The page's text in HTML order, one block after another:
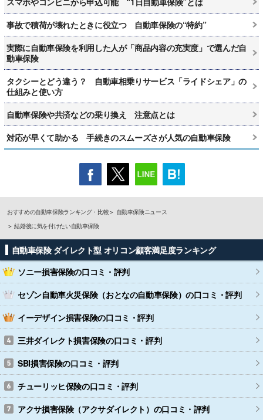
事故で積荷が壊れたときに役立つ 自動車保険の“特約”
実際に自動車保険を利用した人が「商品内容の充実度」で選んだ自
動車保険
タクシーとどう違う？ 自動車相乗りサービス「ライドシェア」の
仕組みと使い方
自動車保険や共済などの乗り換え 注意点とは
対応が早くて助かる 手続きのスムーズさが人気の自動車保険
おすすめの自動車保険ランキング・比較
自動車保険ニュース
結婚後に気を付けたい自動車保険
自動車保険 ダイレクト型 オリコン顧客満足度ランキング
ソニー損害保険の口コミ・評判
セゾン自動車火災保険（おとなの自動車保険）の口コミ・評判
イーデザイン損害保険の口コミ・評判
三井ダイレクト損害保険の口コミ・評判
SBI損害保険の口コミ・評判
チューリッヒ保険の口コミ・評判
アクサ損害保険（アクサダイレクト） の口コミ・評判